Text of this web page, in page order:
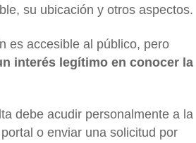
su ubicación y otros aspectos.
es accesible al público, pero
interés legítimo en conocer la
debe acudir personalmente a la
o enviar una solicitud por